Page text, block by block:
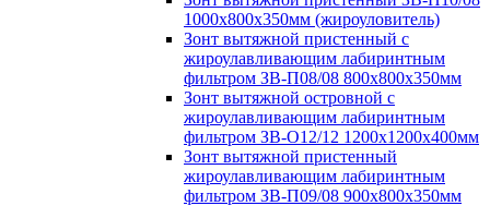
1000х800х350мм (жироуловитель)
Зонт вытяжной пристенный с
жироулавливающим лабиринтным
фильтром ЗВ-П08/08 800х800х350мм
Зонт вытяжной островной с
жироулавливающим лабиринтным
фильтром ЗВ-О12/12 1200х1200х400мм
Зонт вытяжной пристенный
жироулавливающим лабиринтным
фильтром ЗВ-П09/08 900х800х350мм